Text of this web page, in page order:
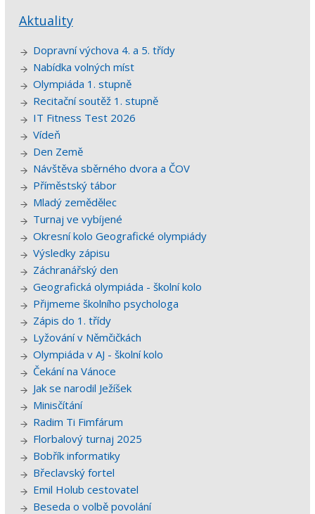
Aktuality
Dopravní výchova 4. a 5. třídy
Nabídka volných míst
Olympiáda 1. stupně
Recitační soutěž 1. stupně
IT Fitness Test 2026
Vídeň
Den Země
Návštěva sběrného dvora a ČOV
Příměstský tábor
Mladý zemědělec
Turnaj ve vybíjené
Okresní kolo Geografické olympiády
Výsledky zápisu
Záchranářský den
Geografická olympiáda - školní kolo
Přijmeme školního psychologa
Zápis do 1. třídy
Lyžování v Němčičkách
Olympiáda v AJ - školní kolo
Čekání na Vánoce
Jak se narodil Ježíšek
Minisčítání
Radim Ti Fimfárum
Florbalový turnaj 2025
Bobřík informatiky
Břeclavský fortel
Emil Holub cestovatel
Beseda o volbě povolání